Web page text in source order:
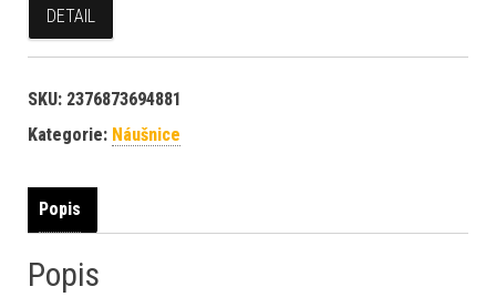
DETAIL
SKU: 2376873694881
Kategorie: Náušnice
Popis
Popis